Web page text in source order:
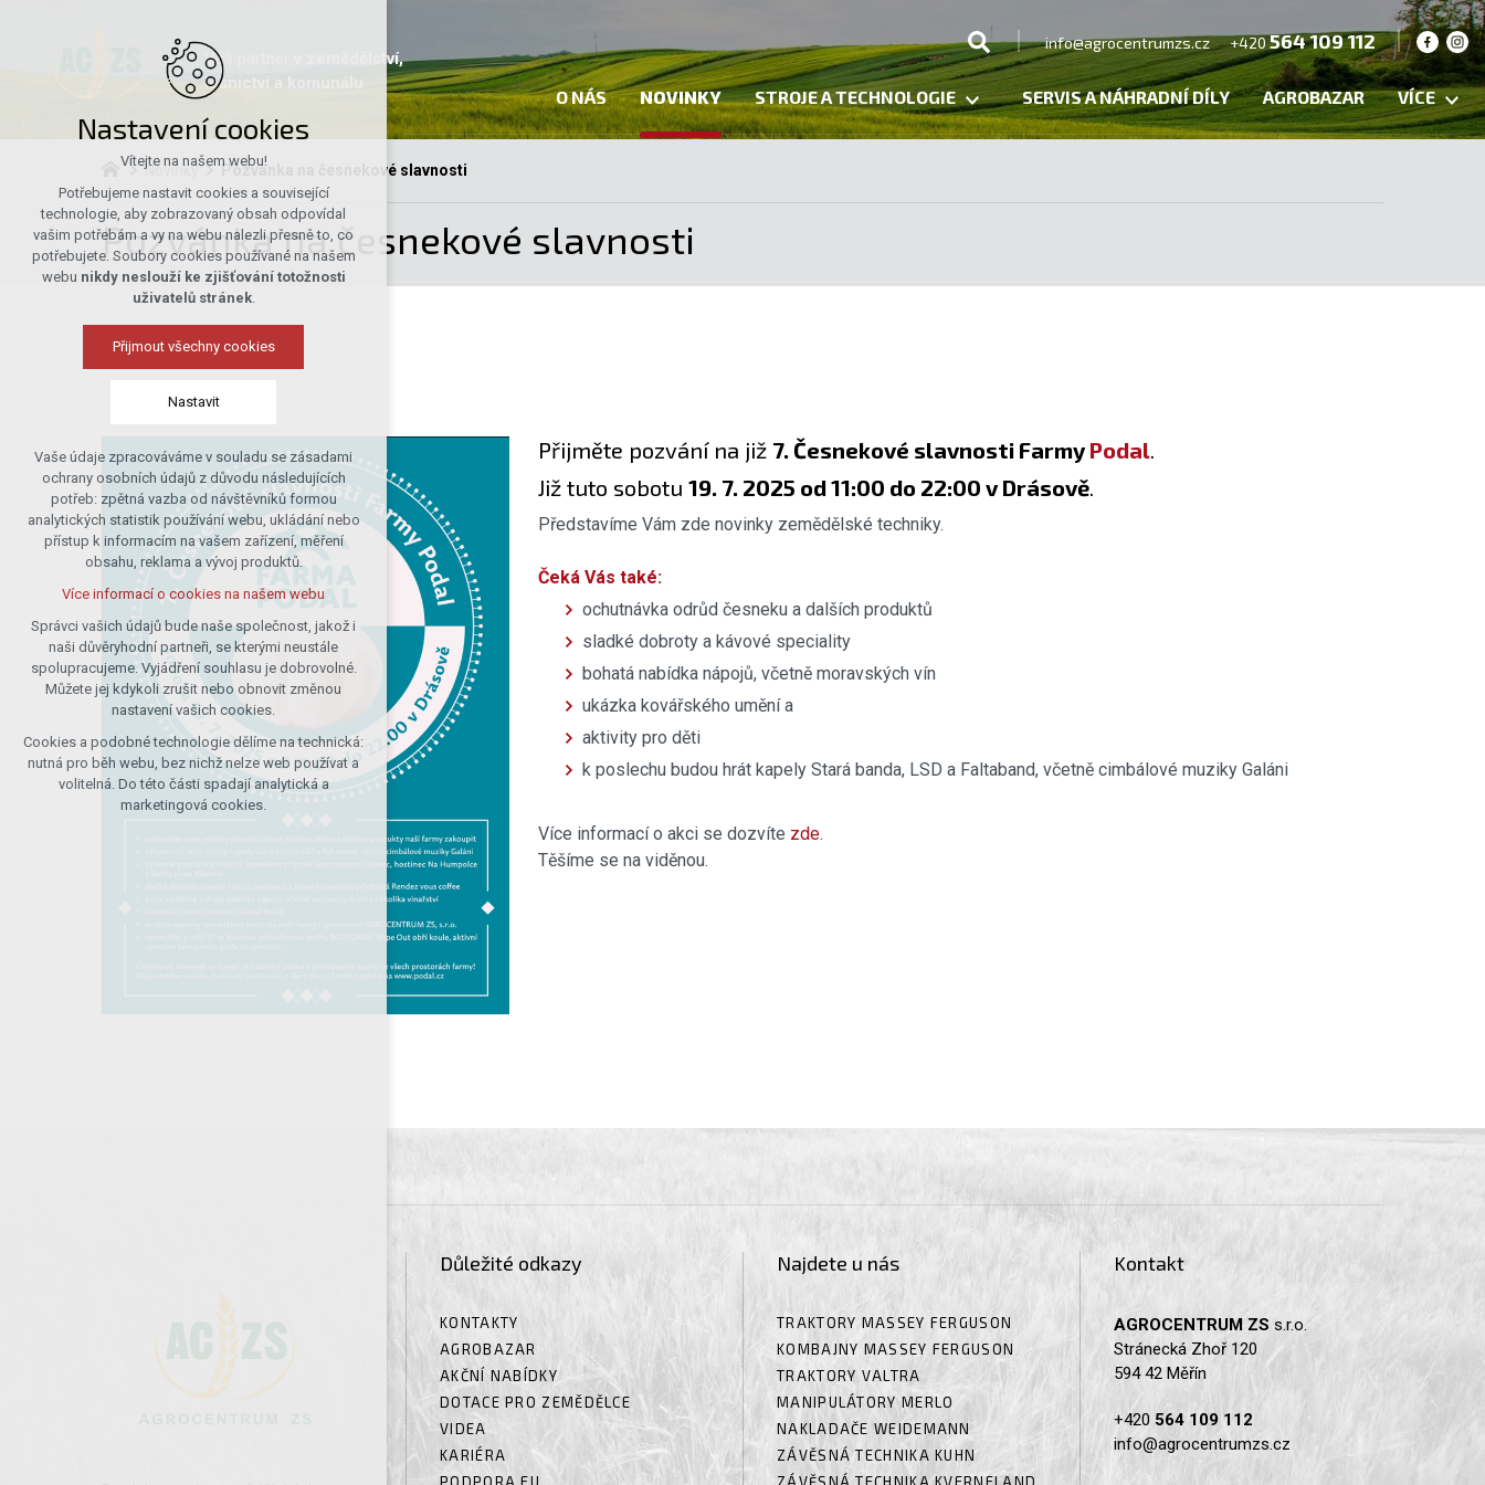
Váš partner
v zemědělství,
lesnictví a komunálu
info@agrocentrumzs.cz +420564 109 112
O NÁS NOVINKY STROJE A TECHNOLOGIE SERVIS A NÁHRADNÍ DÍLY AGROBAZAR VÍCE
Novinky Pozvánka na česnekové slavnosti
Pozvánka na česnekové slavnosti
Přijměte pozvání na již 7. Česnekové slavnosti FarmyPodal.
Již tuto sobotu19. 7. 2025 od 11:00 do 22:00 v Drásově.
Představíme Vám zde novinky zemědělské techniky.
Čeká Vás také:
ochutnávka odrůd česneku a dalších produktů
sladké dobroty a kávové speciality
bohatá nabídka nápojů, včetně moravských vín
ukázka kovářského umění a
aktivity pro děti
k poslechu budou hrát kapely Stará banda, LSD a Faltaband, včetně cimbálové muziky Galáni
Více informací o akci se dozvíte zde.
Těšíme se na viděnou.
Důležité odkazy
KONTAKTY
AGROBAZAR
AKČNÍ NABÍDKY
DOTACE PRO ZEMĚDĚLCE
VIDEA
KARIÉRA
Najdete u nás
TRAKTORY MASSEY FERGUSON
KOMBAJNY MASSEY FERGUSON
TRAKTORY VALTRA
MANIPULÁTORY MERLO
NAKLADAČE WEIDEMANN
ZÁVĚSNÁ TECHNIKA KUHN
Kontakt
AGROCENTRUM ZS s.r.o.
Stránecká Zhoř 120
594 42 Měřín
+420 564 109 112
info@agrocentrumzs.cz
Nastavení cookies
Vítejte na našem webu!
Potřebujeme nastavit cookies a související
technologie, aby zobrazovaný obsah odpovídal
vašim potřebám a vy na webu nalezli přesně to, co
potřebujete. Soubory cookies používané na našem
webu nikdy neslouží ke zjišťování totožnosti
uživatelů stránek.
Přijmout všechny cookies
Nastavit
Technická cookies
nutná pro provozování webu
udržení kontextu stránek (session):
případná přihlášení, volby jazyka, apod.
Volitelná cookies
analytická pro anonymizované
vyhodnocení návštěvnosti
marketingová cookies (Google)
Více informací o cookies na našem webu
Přijmout všechny cookies
Odmítnout vše
Vaše údaje zpracováváme v souladu se zásadami
ochrany osobních údajů z důvodu následujících
potřeb: zpětná vazba od návštěvníků formou
analytických statistik používání webu, ukládání nebo
přístup k informacím na vašem zařízení, měření
obsahu, reklama a vývoj produktů.
Více informací o cookies na našem webu
Správci vašich údajů bude naše společnost, jakož i
naši důvěryhodní partneři, se kterými neustále
spolupracujeme. Vyjádření souhlasu je dobrovolné.
Můžete jej kdykoli zrušit nebo obnovit změnou
nastavení vašich cookies.
Cookies a podobné technologie dělíme na technická:
nutná pro běh webu, bez nichž nelze web používat a
volitelná. Do této části spadají analytická a
marketingová cookies.